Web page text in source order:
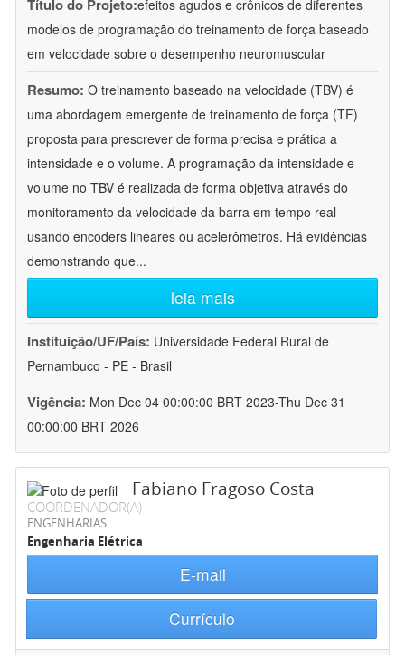
Título do Projeto:efeitos agudos e crônicos de diferentes
modelos de programação do treinamento de força baseado
em velocidade sobre o desempenho neuromuscular
Resumo: O treinamento baseado na velocidade (TBV) é
uma abordagem emergente de treinamento de força (TF)
proposta para prescrever de forma precisa e prática a
intensidade e o volume. A programação da intensidade e
volume no TBV é realizada de forma objetiva através do
monitoramento da velocidade da barra em tempo real
usando encoders lineares ou acelerômetros. Há evidências
demonstrando que...
leia mais
Instituição/UF/País: Universidade Federal Rural de
Pernambuco - PE - Brasil
Vigência: Mon Dec 04 00:00:00 BRT 2023-Thu Dec 31
00:00:00 BRT 2026
Fabiano Fragoso Costa
COORDENADOR(A)
ENGENHARIAS
Engenharia Elétrica
E-mail
Currículo